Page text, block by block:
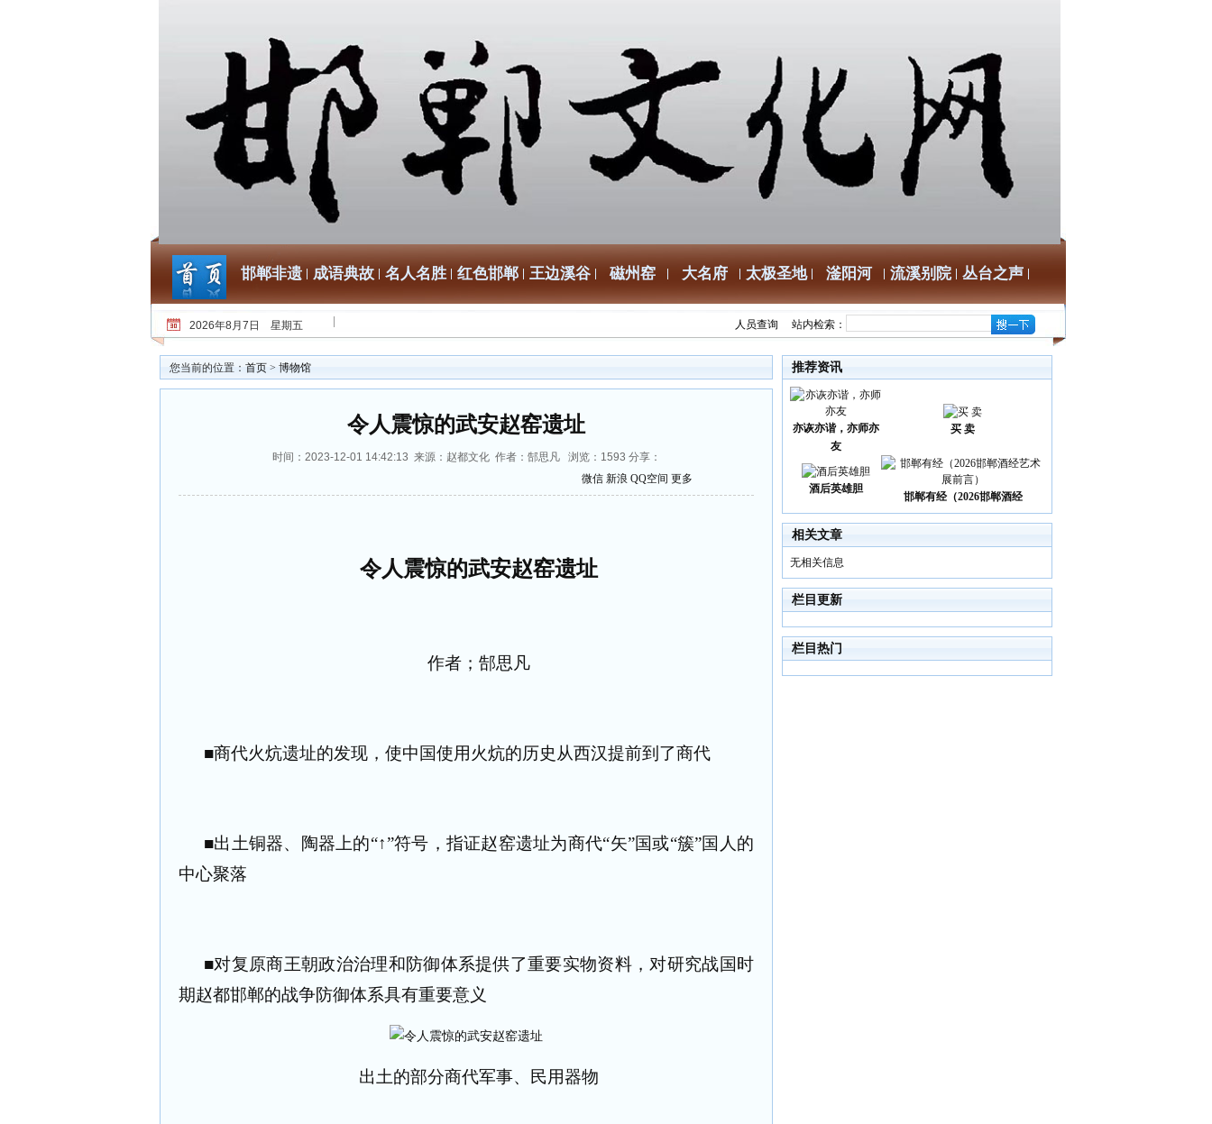
邯郸非遗 成语典故 名人名胜 红色邯郸 王边溪谷 磁州窑 大名府 太极圣地 滏阳河 流溪别院 丛台之声
2026年8月7日 星期五 人员查询 站内检索：
您当前的位置： 首页 > 博物馆
令人震惊的武安赵窑遗址
时间：2023-12-01 14:42:13 来源：赵都文化 作者：郜思凡 浏览： 1593 分享：
微信 新浪 QQ空间 更多
令人震惊的武安赵窑遗址
作者；郜思凡
■商代火炕遗址的发现，使中国使用火炕的历史从西汉提前到了商代
■出土铜器、陶器上的“↑”符号，指证赵窑遗址为商代“矢”国或“簇”国人的
中心聚落
■对复原商王朝政治治理和防御体系提供了重要实物资料，对研究战国时
期赵都邯郸的战争防御体系具有重要意义
出土的部分商代军事、民用器物
推荐资讯
亦诙亦谐，亦师亦
友
买 卖
酒后英雄胆
邯郸有经（2026邯郸酒经
相关文章
无相关信息
栏目更新
栏目热门